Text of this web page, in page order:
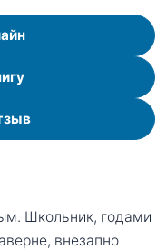
Школьник, годами
внезапно